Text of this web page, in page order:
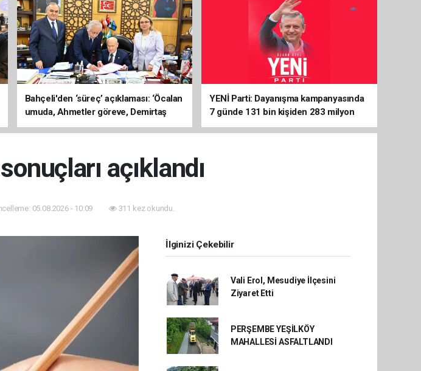
Bahçeli'den ‘süreç’ açıklaması: ‘Öcalan
umuda, Ahmetler göreve, Demirtaş
evine dönmeli’
YENİ Parti: Dayanışma kampanyasında
7 günde 131 bin kişiden 283 milyon
liralık destek
açıklandı
05.08.2026 - 10:09 311 kez okundu.
İlginizi Çekebilir
Vali Erol, Mesudiye İlçesini
Ziyaret Etti
PERŞEMBE YEŞİLKÖY
MAHALLESİ ASFALTLANDI